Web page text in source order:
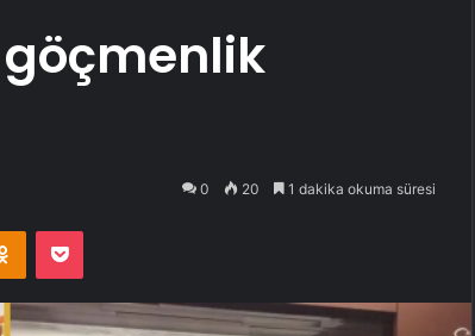
göçmenlik
0 20 1 dakika okuma süresi
Odnoklassniki
Pocket